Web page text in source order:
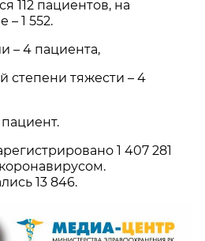
112 пациентов, на
– 1 552.
– 4 пациента,
степени тяжести – 4
1 407 281
13 846.